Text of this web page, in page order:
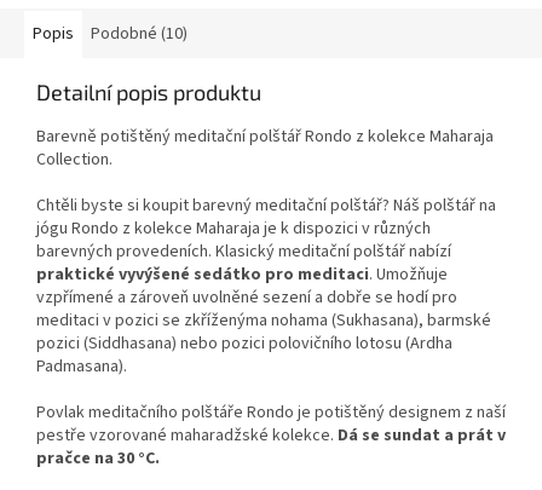
pohybu. Podložka je vhodná pro
stabilní oporu během cvičení.
Popis Podobné (10)
Detailní popis produktu
Barevně potištěný meditační polštář Rondo z kolekce Maharaja
Collection.
Chtěli byste si koupit barevný meditační polštář? Náš polštář na
jógu Rondo z kolekce Maharaja je k dispozici v různých
barevných provedeních. Klasický meditační polštář nabízí
praktické vyvýšené sedátko pro meditaci. Umožňuje
vzpřímené a zároveň uvolněné sezení a dobře se hodí pro
meditaci v pozici se zkříženýma nohama (Sukhasana), barmské
pozici (Siddhasana) nebo pozici polovičního lotosu (Ardha
Padmasana).
Povlak meditačního polštáře Rondo je potištěný designem z naší
pestře vzorované maharadžské kolekce. Dá se sundat a prát v
pračce na 30 °C.